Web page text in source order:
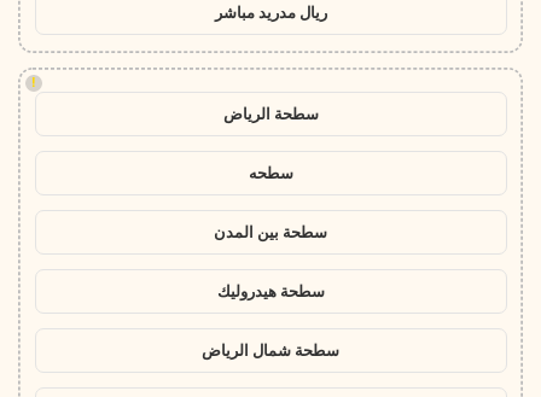
ريال مدريد مباشر
!
سطحة الرياض
سطحه
سطحة بين المدن
سطحة هيدروليك
سطحة شمال الرياض